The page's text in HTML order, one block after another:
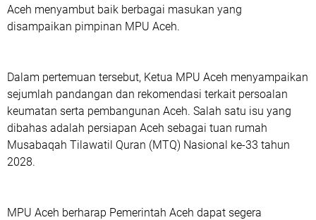
Aceh menyambut baik berbagai masukan yang
disampaikan pimpinan MPU Aceh.
‎Dalam pertemuan tersebut, Ketua MPU Aceh menyampaikan
sejumlah pandangan dan rekomendasi terkait persoalan
keumatan serta pembangunan Aceh. Salah satu isu yang
dibahas adalah persiapan Aceh sebagai tuan rumah
Musabaqah Tilawatil Quran (MTQ) Nasional ke-33 tahun
2028.
MPU Aceh berharap Pemerintah Aceh dapat segera